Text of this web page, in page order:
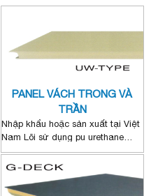
PANEL VÁCH TRONG VÀ
TRẦN
Nhập khẩu hoặc sản xuất tại Việt
Nam Lõi sử dụng pu urethane
hoặc Pir urethane